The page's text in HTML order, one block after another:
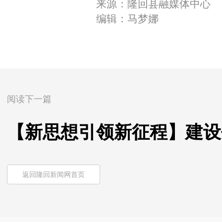
来源：隆回县融媒体中心
编辑：马梦娜
阅读下一篇
【新思想引领新征程】建
返回隆回新闻网首页